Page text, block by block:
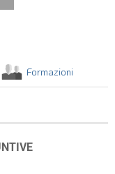
Formazioni